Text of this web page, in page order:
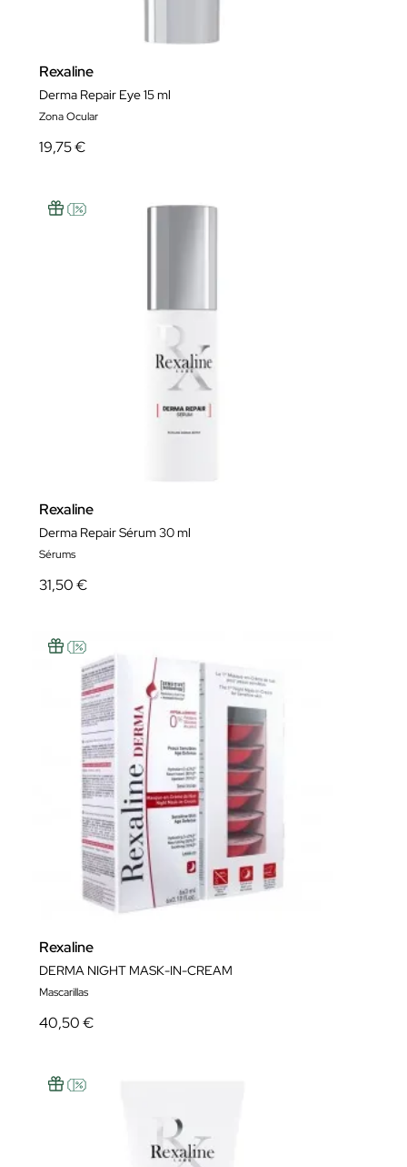
Rexaline
Derma Repair Eye 15 ml
Zona Ocular
19,75 €
Rexaline
Derma Repair Sérum 30 ml
Sérums
31,50 €
Rexaline
DERMA NIGHT MASK-IN-CREAM
Mascarillas
40,50 €